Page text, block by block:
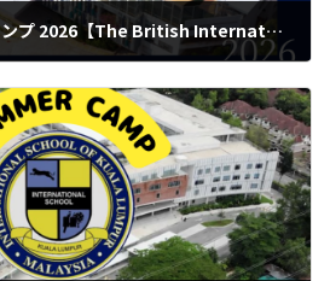
マレーシアサマーキャンプ 2026【The British International School of Kuala Lumpur】マルチアクティビティ